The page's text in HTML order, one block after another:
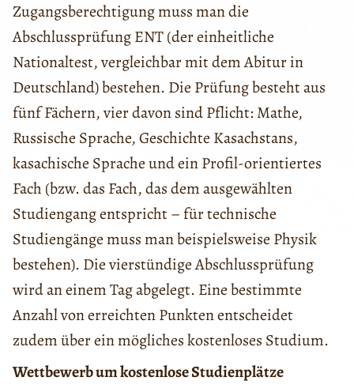
Zugangsberechtigung muss man die
Abschlussprüfung ENT (der einheitliche
Nationaltest, vergleichbar mit dem Abitur in
Deutschland) bestehen. Die Prüfung besteht aus
fünf Fächern, vier davon sind Pflicht: Mathe,
Russische Sprache, Geschichte Kasachstans,
kasachische Sprache und ein Profil-orientiertes
Fach (bzw. das Fach, das dem ausgewählten
Studiengang entspricht – für technische
Studiengänge muss man beispielsweise Physik
bestehen). Die vierstündige Abschlussprüfung
wird an einem Tag abgelegt. Eine bestimmte
Anzahl von erreichten Punkten entscheidet
zudem über ein mögliches kostenloses Studium.
Wettbewerb um kostenlose Studienplätze